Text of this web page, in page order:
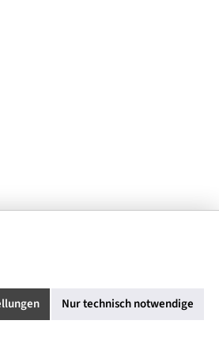
Nur technisch notwendige